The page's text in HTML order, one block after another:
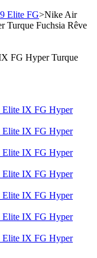
Elite FG>Nike Air
Turque Fuchsia Rêve